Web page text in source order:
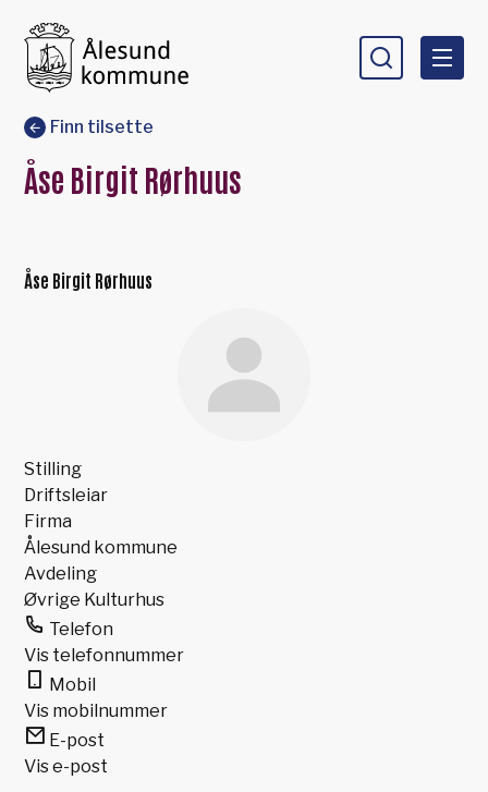
Du er her:
Finn tilsette
Åse Birgit Rørhuus
Åse Birgit Rørhuus
Stilling
Driftsleiar
Firma
Ålesund kommune
Avdeling
Øvrige Kulturhus
Telefon
Vis telefonnummer
Mobil
Vis mobilnummer
E-post
Vis e-post